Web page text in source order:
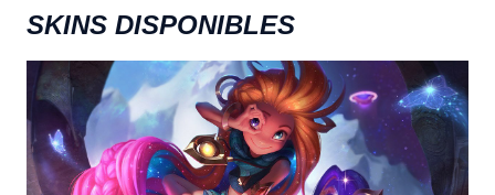
SKINS DISPONIBLES